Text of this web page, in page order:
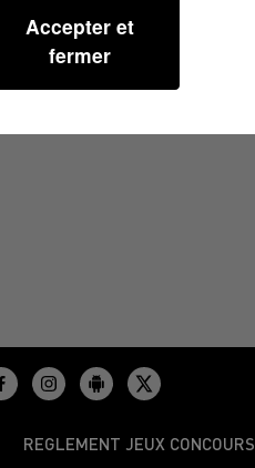
REGLEMENT JEUX CONCOURS
Accepter et
fermer